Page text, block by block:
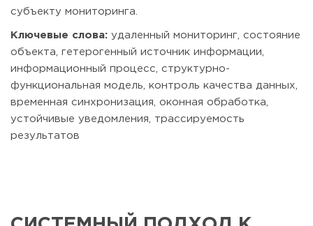
субъекту мониторинга.
Ключевые слова: удаленный мониторинг, состояние
объекта, гетерогенный источник информации,
информационный процесс, структурно-
функциональная модель, контроль качества данных,
временная синхронизация, оконная обработка,
устойчивые уведомления, трассируемость
результатов